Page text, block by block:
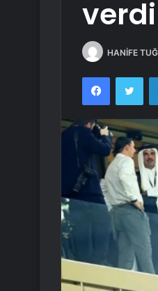
verdi
HANİFE
Facebook